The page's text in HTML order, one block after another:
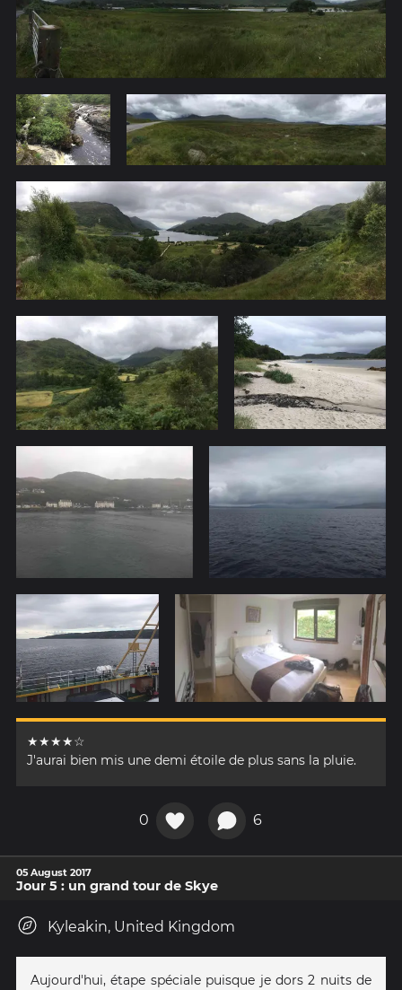
★★★★☆
J'aurai bien mis une demi étoile de plus sans la pluie.
0 6
05 August 2017
Jour 5 : un grand tour de Skye
Kyleakin, United Kingdom
Aujourd'hui, étape spéciale puisque je dors 2 nuits de